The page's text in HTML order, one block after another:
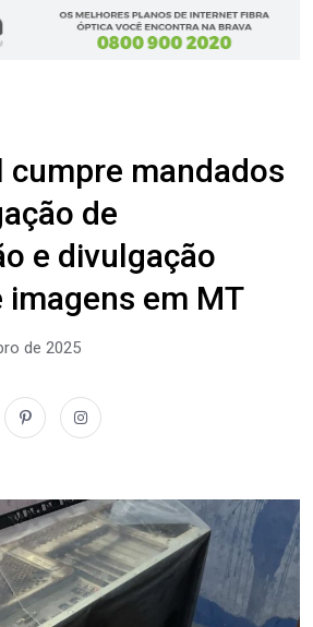
cumpre mandados
de
e divulgação
imagens em MT
de 2025